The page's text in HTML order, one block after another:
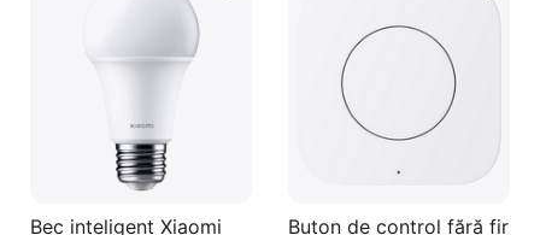
Bec inteligent Xiaomi
Buton de control fără fir